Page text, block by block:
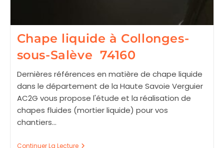
Chape liquide à Collonges-
sous-Salève 74160
Dernières références en matière de chape liquide
dans le département de la Haute Savoie Verguier
AC2G vous propose l'étude et la réalisation de
chapes fluides (mortier liquide) pour vos
chantiers…
Continuer La LectureChape